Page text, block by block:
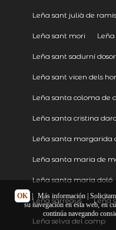
Leña sant julià de ramis
Leña sant mori
Leña sant sadurní
Leña sant vicen dels
Leña santa coloma de
Leña santa cristina
Leña santa margarida
Leña santa maria de
Leña santa maria doló
Leña sarreaus Leña
Leña selva del camp
OK Más información|
su navegación en esta web, en
continúa navegando